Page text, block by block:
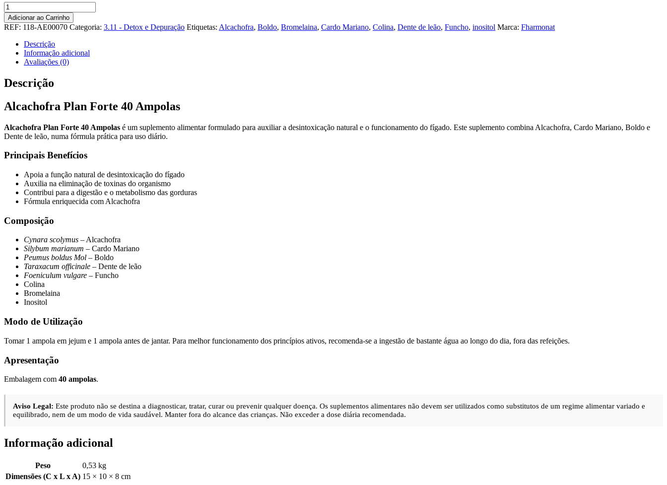
Quantidade
de
Alcachofra
Plan
Forte
Ampolas
Adicionar ao Carrinho
REF: 118-AE00070 Categoria: 3.11 - Detox e Depuração Etiquetas: Alcachofra, Boldo, Bromelaina, Cardo Mariano, Colina, Dente de leão, Funcho, inositol Marca: Fharmonat
Descrição
Informação adicional
Avaliações (0)
Descrição
Alcachofra Plan Forte 40 Ampolas
Alcachofra Plan Forte 40 Ampolas é um suplemento alimentar formulado para auxiliar a desintoxicação natural e o funcionamento do fígado. Este suplemento combina Alcachofra, Cardo Mariano, Boldo e
Dente de leão, numa fórmula prática para uso diário.
Principais Benefícios
Apoia a função natural de desintoxicação do fígado
Auxilia na eliminação de toxinas do organismo
Contribui para a digestão e o metabolismo das gorduras
Fórmula enriquecida com Alcachofra
Composição
Cynara scolymus – Alcachofra
Silybum marianum – Cardo Mariano
Peumus boldus Mol – Boldo
Taraxacum officinale – Dente de leão
Foeniculum vulgare – Funcho
Colina
Bromelaina
Inositol
Modo de Utilização
Tomar 1 ampola em jejum e 1 ampola antes de jantar. Para melhor funcionamento dos princípios ativos, recomenda-se a ingestão de bastante água ao longo do dia, fora das refeições.
Apresentação
Embalagem com 40 ampolas.
Aviso Legal: Este produto não se destina a diagnosticar, tratar, curar ou prevenir qualquer doença. Os suplementos alimentares não devem ser utilizados como substitutos de um regime alimentar variado e
equilibrado, nem de um modo de vida saudável. Manter fora do alcance das crianças. Não exceder a dose diária recomendada.
Informação adicional
Peso
0,53 kg
Dimensões (C x L x A) 15 × 10 × 8 cm